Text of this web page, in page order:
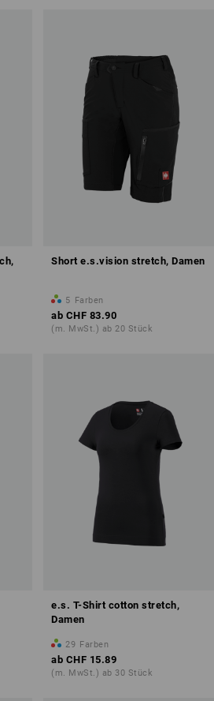
Short e.s.vision stretch, Damen
5 Farben
ab CHF 83.90
(m. MwSt.) ab 20 Stück
e.s. T-Shirt cotton stretch,
Damen
29 Farben
ab CHF 15.89
(m. MwSt.) ab 30 Stück